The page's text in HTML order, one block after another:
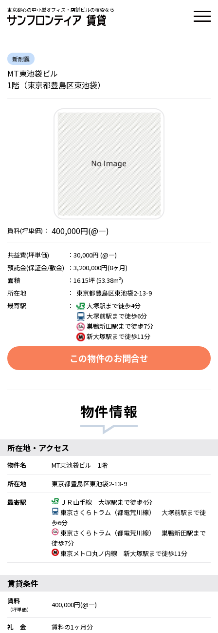
東京都心の中小型オフィス・店舗ビルの検索なら
新耐震
MT東池袋ビル
1階（東京都豊島区東池袋）
賃料(坪単価)： 400,000円(@―)
共益費(坪単価) ： 30,000円 (@―)
預託金(保証金/敷金)
： 3,200,000円(8ヶ月)
面積
： 16.15坪 (53.38m²)
所在地
：
東京都豊島区東池袋2-13-9
最寄駅
：
大塚駅まで徒歩4分
大塚前駅まで徒歩6分
巣鴨新田駅まで徒歩7分
新大塚駅まで徒歩11分
この物件のお問合せ
物件情報
所在地・アクセス
物件名
MT東池袋ビル 1階
所在地
東京都豊島区東池袋2-13-9
最寄駅
ＪＲ山手線 大塚駅まで徒歩4分
東京さくらトラム（都電荒川線） 大塚前駅まで徒
歩6分
東京さくらトラム（都電荒川線） 巣鴨新田駅まで
徒歩7分
東京メトロ丸ノ内線 新大塚駅まで徒歩11分
賃貸条件
賃料
（坪単価）
400,000円(@―)
礼 金
賃料の1ヶ月分